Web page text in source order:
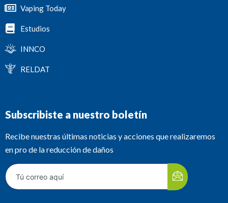
Vaping Today
Estudios
INNCO
RELDAT
Subscribiste a nuestro boletín
Recibe nuestras últimas noticias y acciones que realizaremos
en pro de la reducción de daños